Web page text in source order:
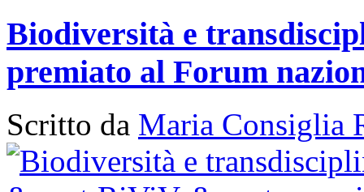
Biodiversità e
premiato al Forum
Scritto da Maria Consiglia